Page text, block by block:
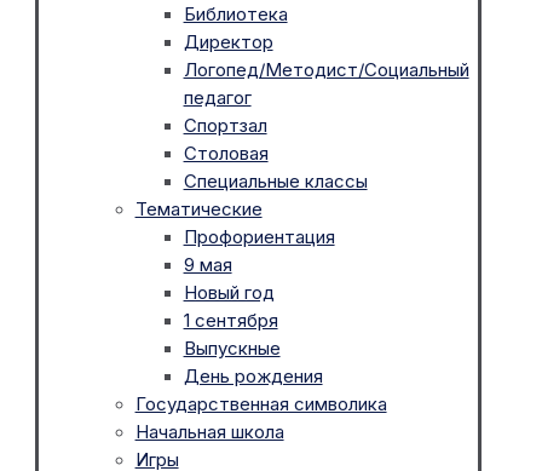
Библиотека
Директор
Логопед/Методист/Социальный
педагог
Спортзал
Столовая
Специальные классы
Тематические
Профориентация
9 мая
Новый год
1 сентября
Выпускные
День рождения
Государственная символика
Начальная школа
Игры